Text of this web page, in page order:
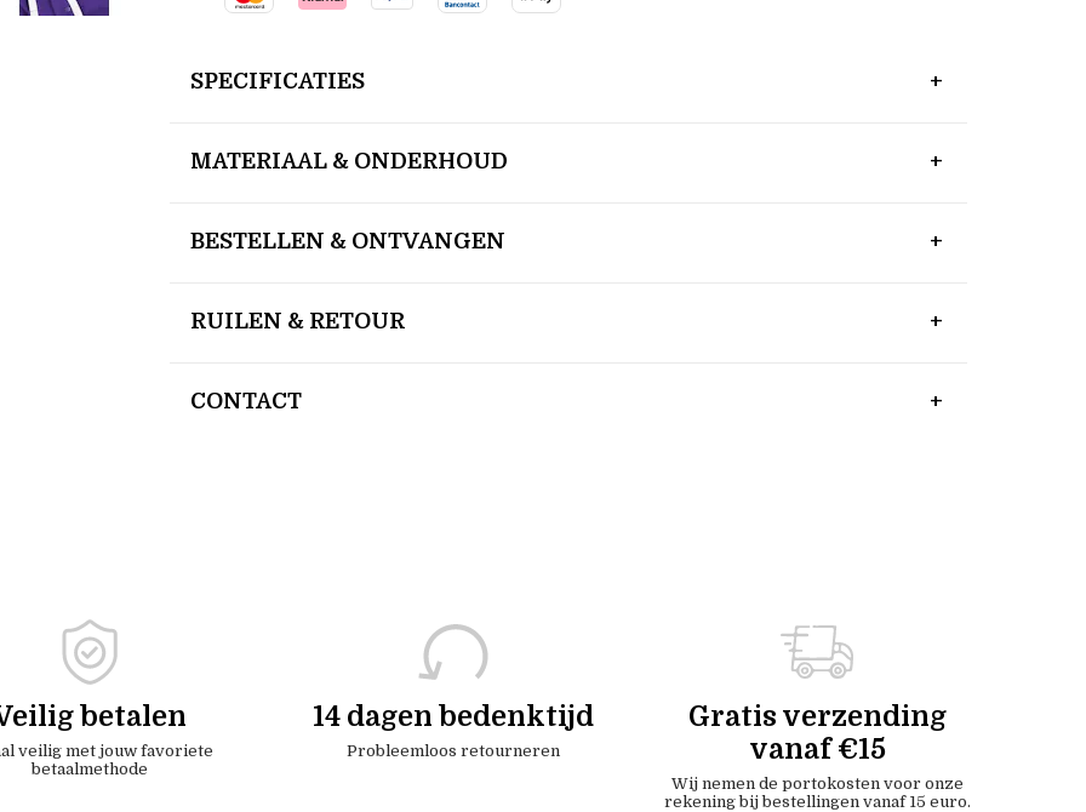
SPECIFICATIES
MATERIAAL & ONDERHOUD
BESTELLEN & ONTVANGEN
RUILEN & RETOUR
CONTACT
betalen
veilig met jouw favoriete
betaalmethode
14 dagen bedenktijd
Probleemloos retourneren
Gratis verzending
vanaf €15
Wij nemen de portokosten voor onze
rekening bij bestellingen vanaf 15 euro.